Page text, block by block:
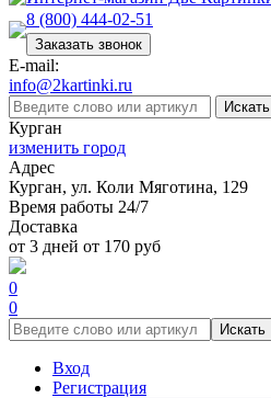
8 (800) 444-02-51
Заказать звонок
E-mail:
info@2kartinki.ru
Искать
Курган
изменить город
Адрес
Курган, ул. Коли Мяготина, 129
Время работы 24/7
Доставка
от 3 дней от 170 руб
0
0
Искать
Вход
Регистрация